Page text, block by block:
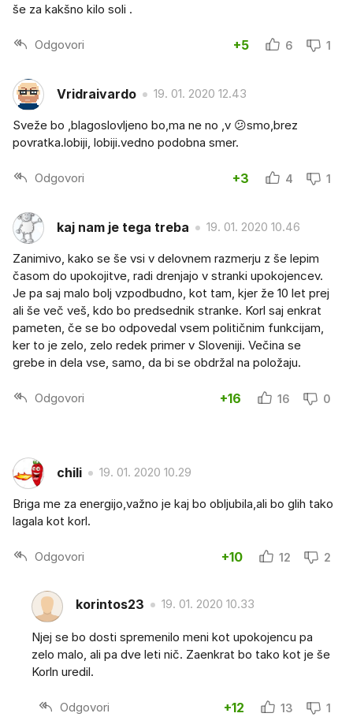
še za kakšno kilo soli .
Odgovori +5 6 1
Vridraivardo 19. 01. 2020 12.43
Sveže bo ,blagoslovljeno bo,ma ne no ,v 😕smo,brez
povratka.lobiji, lobiji.vedno podobna smer.
Odgovori +3 4 1
kaj nam je tega treba 19. 01. 2020 10.46
Zanimivo, kako se še vsi v delovnem razmerju z še lepim
časom do upokojitve, radi drenjajo v stranki upokojencev.
Je pa saj malo bolj vzpodbudno, kot tam, kjer že 10 let prej
ali še več veš, kdo bo predsednik stranke. Korl saj enkrat
pameten, če se bo odpovedal vsem političnim funkcijam,
ker to je zelo, zelo redek primer v Sloveniji. Večina se
grebe in dela vse, samo, da bi se obdržal na položaju.
Odgovori +16 16 0
chili 19. 01. 2020 10.29
Briga me za energijo,važno je kaj bo obljubila,ali bo glih tako
lagala kot korl.
Odgovori +10 12 2
korintos23 19. 01. 2020 10.33
Njej se bo dosti spremenilo meni kot upokojencu pa
zelo malo, ali pa dve leti nič. Zaenkrat bo tako kot je še
Korln uredil.
Odgovori +12 13 1